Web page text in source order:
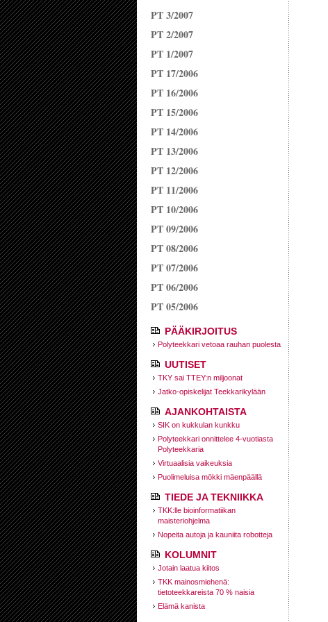
PT 3/2007
PT 2/2007
PT 1/2007
PT 17/2006
PT 16/2006
PT 15/2006
PT 14/2006
PT 13/2006
PT 12/2006
PT 11/2006
PT 10/2006
PT 09/2006
PT 08/2006
PT 07/2006
PT 06/2006
PT 05/2006
PÄÄKIRJOITUS
Polyteekkari vetoaa rauhan puolesta
UUTISET
TKY sai TTEY:n miljoonat
Jatko-opiskelijat Teekkarikylään
AJANKOHTAISTA
SIK on kukkulan kunkku
Polyteekkari onnittelee 4-vuotiasta
Polyteekkaria
Virtuaalisia vaikeuksia
Puolimeluisa mökki mäenpäällä
TIEDE JA TEKNIIKKA
TKK:lle bioinformatiikan
maisteriohjelma
Nopeita autoja ja kauniita robotteja
KOLUMNIT
Jotain laatua kiitos
TKK mainosmiehenä:
tietoteekkareista 70 % naisia
Elämä kanista